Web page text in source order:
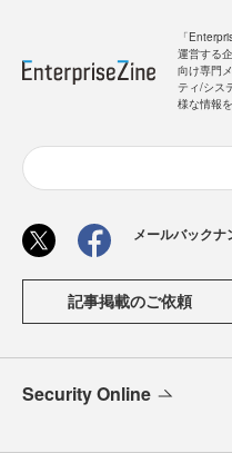
「
運営する
向け専門
ティ/シス
様な情報
メールバックナ
記事掲載のご依頼
Security Online